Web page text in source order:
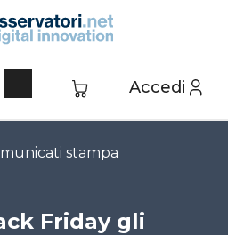
Accedi
stampa
Friday gli